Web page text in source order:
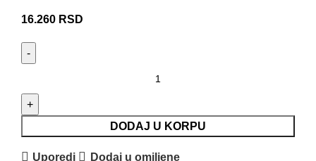
16.260 RSD
DODAJ U KORPU
Uporedi Dodaj u omiljene